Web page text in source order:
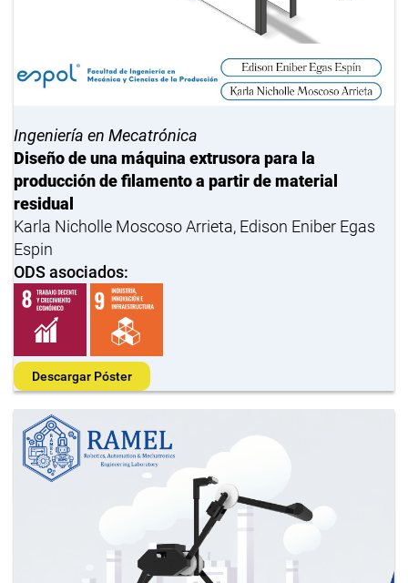
Ingeniería en Mecatrónica
Diseño de una máquina extrusora para la
producción de filamento a partir de material
residual
Karla Nicholle Moscoso Arrieta, Edison Eniber Egas
Espin
ODS asociados:
Descargar Póster